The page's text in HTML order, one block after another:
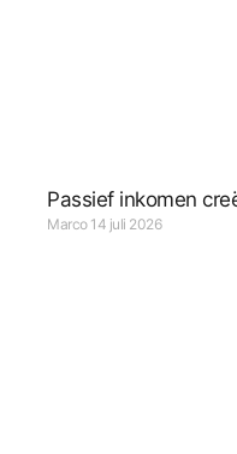
Passief inkomen
Marco 14 juli 2026